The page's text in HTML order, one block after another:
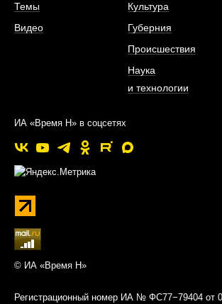
Темы
Видео
Культура
Губерния
Происшествия
Наука
и технологии
ИА «Время Н» в соцсетях
© ИА «Время Н»
Регистрационный номер ИА № ФС77−79404 от